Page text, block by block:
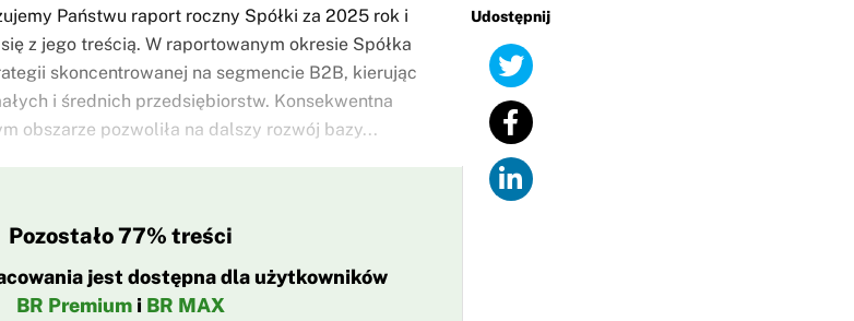
Udostępnij
Państwu raport roczny Spółki za 2025 rok i
z jego treścią. W raportowanym okresie Spółka
skoncentrowanej na segmencie B2B, kierując
i średnich przedsiębiorstw. Konsekwentna
obszarze pozwoliła na dalszy rozwój bazy...
Pozostało 77% treści
jest dostępna dla użytkowników
BR Premiumi BR MAX